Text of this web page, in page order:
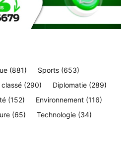
(881) Sports (653)
classé (290) Diplomatie (289)
(152) Environnement (116)
(65) Technologie (34)